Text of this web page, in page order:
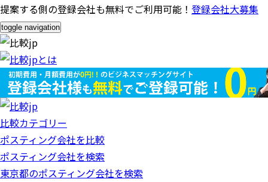
提案する側の登録会社も無料でご利用可能！ 登録会社大募集
toggle navigation
比較カテゴリー
ポスティング会社を比較
ポスティング会社を検索
東京都のポスティング会社を検索